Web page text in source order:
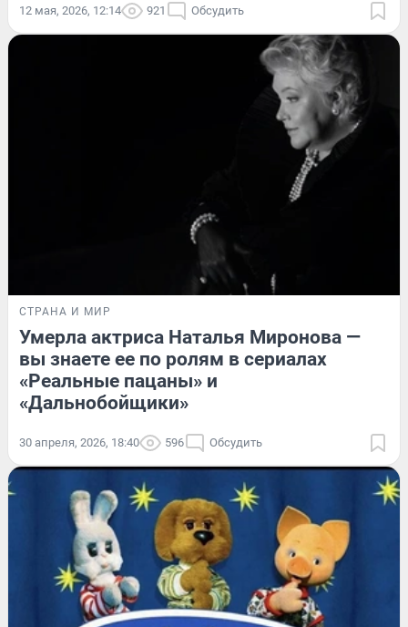
12 мая, 2026, 12:14 921 Обсудить
СТРАНА И МИР
Умерла актриса Наталья Миронова —
вы знаете ее по ролям в сериалах
«Реальные пацаны» и
«Дальнобойщики»
30 апреля, 2026, 18:40 596 Обсудить